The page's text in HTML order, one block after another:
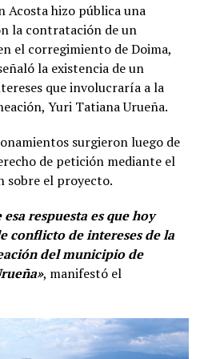
Acosta hizo pública una
la contratación de un
el corregimiento de Doima,
la existencia de un
que involucraría a la
Yuri Tatiana Urueña.
surgieron luego de
de petición mediante el
sobre el proyecto.
respuesta es que hoy
conflicto de intereses de la
del municipio de
, manifestó el